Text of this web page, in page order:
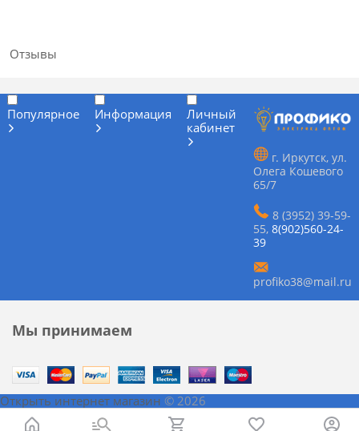
Отзывы
Популярное Информация
Личный
кабинет
г. Иркутск, ул.
Олега Кошевого
65/7
8 (3952) 39-59-
55, 8(902)560-24-
39
profiko38@mail.ru
Мы принимаем
Открыть интернет магазин © 2026